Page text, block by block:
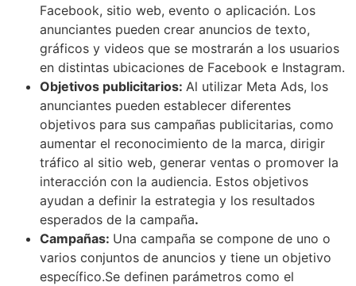
Facebook, sitio web, evento o aplicación. Los
anunciantes pueden crear anuncios de texto,
gráficos y videos que se mostrarán a los usuarios
en distintas ubicaciones de Facebook e Instagram.
Objetivos publicitarios: Al utilizar Meta Ads, los
anunciantes pueden establecer diferentes
objetivos para sus campañas publicitarias, como
aumentar el reconocimiento de la marca, dirigir
tráfico al sitio web, generar ventas o promover la
interacción con la audiencia. Estos objetivos
ayudan a definir la estrategia y los resultados
esperados de la campaña.
Campañas: Una campaña se compone de uno o
varios conjuntos de anuncios y tiene un objetivo
específico.Se definen parámetros como el